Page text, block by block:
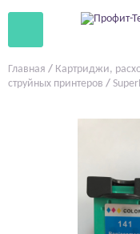
Главная / Картриджи,
струйных принтеров /